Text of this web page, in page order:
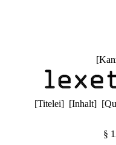
[
[Titelei] [Inhalt] [
§